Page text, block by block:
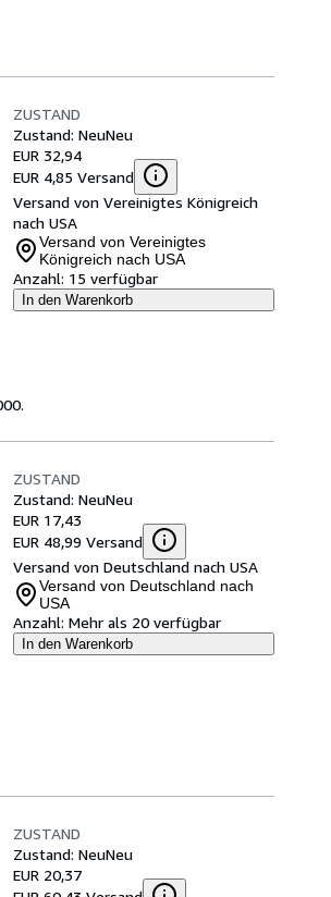
ZUSTAND
Zustand: NeuNeu
EUR 32,94
EUR 4,85 Versand
Versand von Vereinigtes Königreich
nach USA
Versand von Vereinigtes
Königreich nach USA
Anzahl: 15 verfügbar
In den Warenkorb
ZUSTAND
Zustand: NeuNeu
EUR 17,43
EUR 48,99 Versand
Versand von Deutschland nach USA
Versand von Deutschland nach
USA
Anzahl: Mehr als 20 verfügbar
In den Warenkorb
ZUSTAND
Zustand: NeuNeu
EUR 20,37